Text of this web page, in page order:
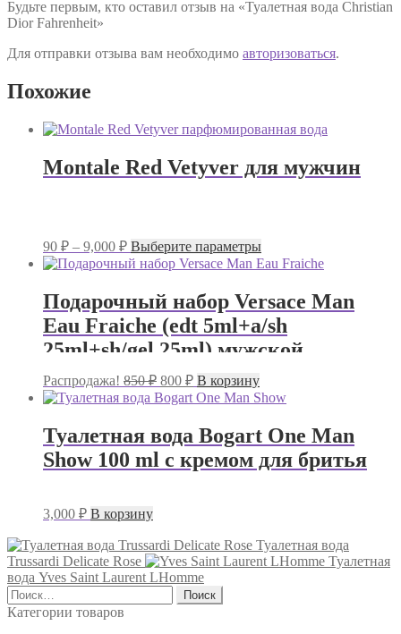
Будьте первым, кто оставил отзыв на «Туалетная вода Christian
Dior Fahrenheit»
Для отправки отзыва вам необходимо авторизоваться.
Похожие
Montale Red Vetyver для мужчин
90 ₽ – 9,000 ₽Диапазон
цен:
9,000 ₽
Выберите параметрыЭтот
товар
имеет
несколько
вариаций.
Опции
можно
выбрать
товара.
Подарочный набор Versace Man
Eau Fraiche (edt 5ml+a/sh
25ml+sh/gel 25ml) мужской
Распродажа! 850₽ Первоначальная
цена
составляла
800 ₽Текущая
цена:
В корзину
Туалетная вода Bogart One Man
Show 100 ml с кремом для бритья
3,000 ₽ В корзину
Туалетная вода
Trussardi Delicate Rose
Туалетная
вода Yves Saint Laurent LHomme
Найти:
Категории товаров